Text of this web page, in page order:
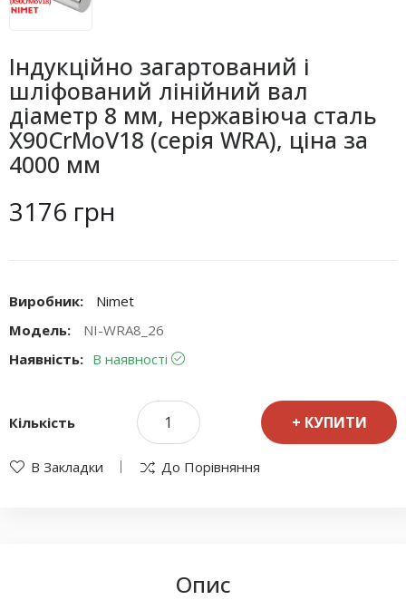
Індукційно загартований і
шліфований лінійний вал
діаметр 8 мм, нержавіюча сталь
X90CrMoV18 (серія WRA), ціна за
4000 мм
3176 грн
Виробник:
Nimet
Модель:
NI-WRA8_26
Наявність: В наявності
Кількість КУПИТИ
В Закладки До Порівняння
Опис